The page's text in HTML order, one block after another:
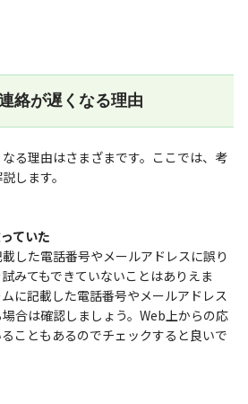
絡が遅くなる理由
る理由はさまざまです。ここでは、考
します。
ていた
した電話番号やメールアドレスに誤り
みてもできていないことはありえま
に記載した電話番号やメールアドレス
合は確認しましょう。Web上からの応
こともあるのでチェックすると良いで